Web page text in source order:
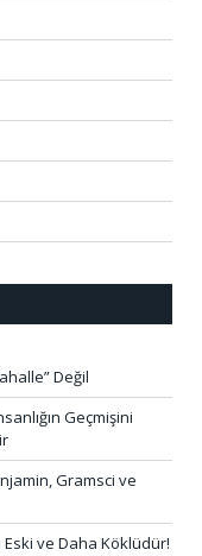
Değil
Geçmişini
Gramsci ve
ve Daha Köklüdür!